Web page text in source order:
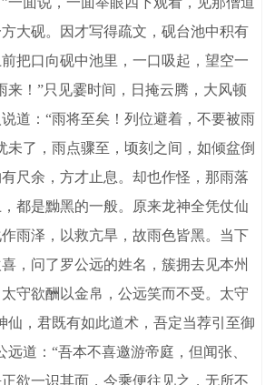
大砚。因才写得疏文，砚台池中积有
把口向砚中池里，一口吸起，望空一
来！”只见霎时间，日掩云腾，大风顿
道：“雨将至矣！列位避着，不要被雨
未了，雨点骤至，顷刻之间，如倾盆倒
尺余，方才止息。却也作怪，那雨落
都是黝黑的一般。原来龙神全凭仗仙
雨泽，以救亢旱，故雨色皆黑。当下
，问了罗公远的姓名，簇拥去见本州
守欲酬以金帛，公远笑而不受。太守
仙，君既有如此道术，吾定当荐引至御
远道：“吾本不喜邀游帝庭，但闻张、
欲一识其面，今乘便往见之，无所不